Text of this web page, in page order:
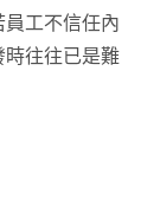
工不信任內
時往往已是難